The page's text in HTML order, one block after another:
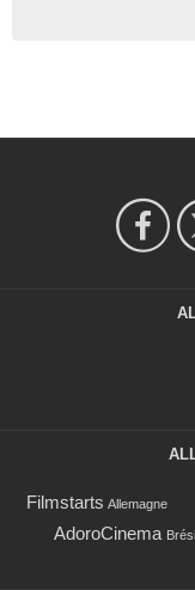
Filmstarts Allemagne
AdoroCinema Brésil